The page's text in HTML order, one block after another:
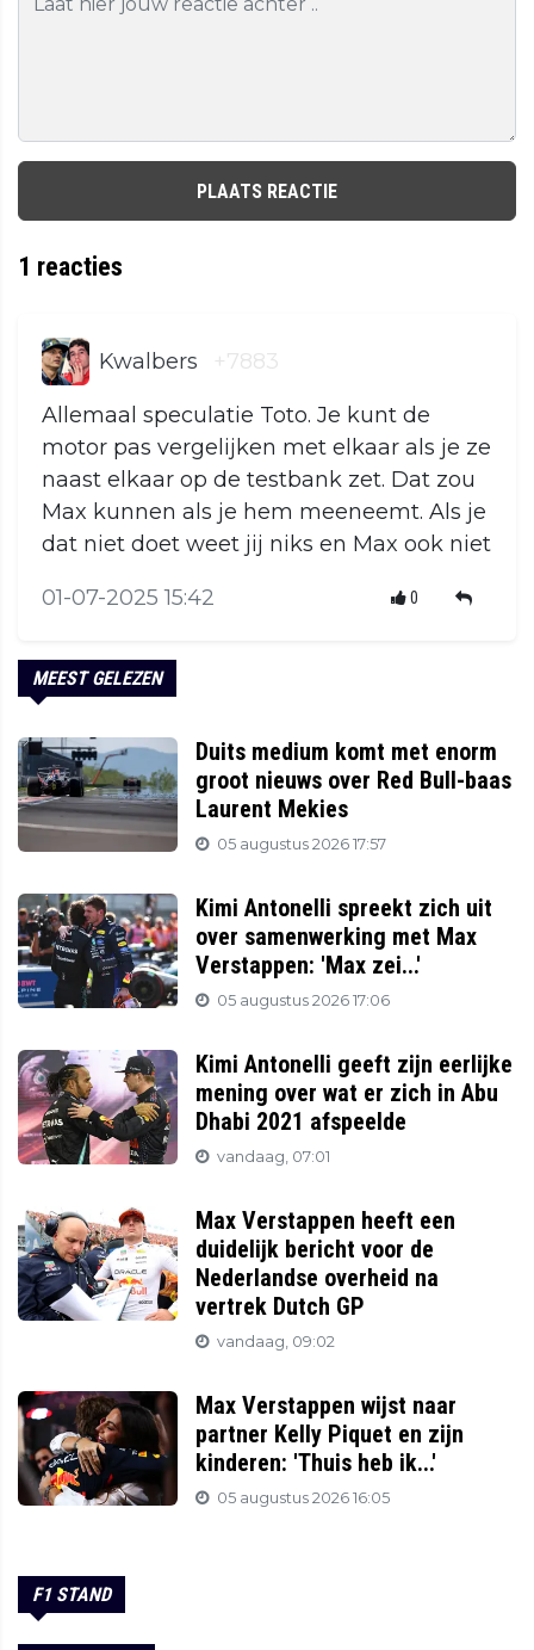
PLAATS REACTIE
1 reacties
Kwalbers +7883
Allemaal speculatie Toto. Je kunt de
motor pas vergelijken met elkaar als je ze
naast elkaar op de testbank zet. Dat zou
Max kunnen als je hem meeneemt. Als je
dat niet doet weet jij niks en Max ook niet
01-07-2025 15:42 0
MEEST GELEZEN
Duits medium komt met enorm
groot nieuws over Red Bull-baas
Laurent Mekies
05 augustus 2026 17:57
Kimi Antonelli spreekt zich uit
over samenwerking met Max
Verstappen: 'Max zei...'
05 augustus 2026 17:06
Kimi Antonelli geeft zijn eerlijke
mening over wat er zich in Abu
Dhabi 2021 afspeelde
vandaag, 07:01
Max Verstappen heeft een
duidelijk bericht voor de
Nederlandse overheid na
vertrek Dutch GP
vandaag, 09:02
Max Verstappen wijst naar
partner Kelly Piquet en zijn
kinderen: 'Thuis heb ik...'
05 augustus 2026 16:05
F1 STAND